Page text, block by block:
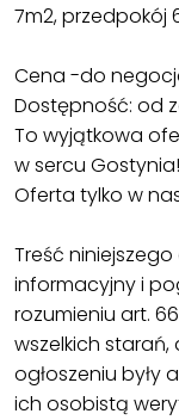
7m2, przedpokój
Cena -do
Dostępność: od
To wyjątkowa
w sercu Gostynia!
Oferta tylko w
Treść
informacyjny i
rozumieniu art.
wszelkich
ogłoszeniu były
ich osobistą